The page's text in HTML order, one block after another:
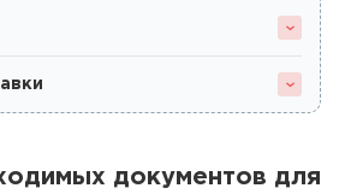
документов для